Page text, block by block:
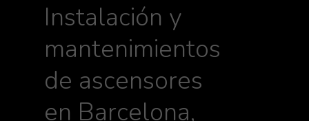
Instalación y
mantenimientos
de ascensores
en Barcelona,